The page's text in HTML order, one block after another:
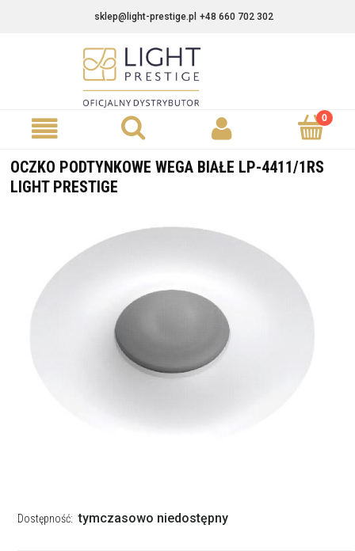
sklep@light-prestige.pl +48 660 702 302
OCZKO PODTYNKOWE WEGA BIAŁE LP-4411/1RS
LIGHT PRESTIGE
Dostępność: tymczasowo niedostępny